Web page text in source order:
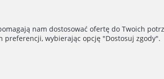
nam dostosować ofertę do Twoich
wybierając opcję "Dostosuj zgody".